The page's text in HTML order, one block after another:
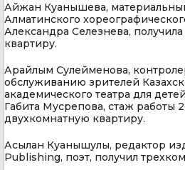
Айжан Куанышева,
Алматинского
Александра Селезнева,
квартиру.
Арайлым Сулейменова,
обслуживанию зрителей
академического театра для
Габита Мусрепова, стаж работы
двухкомнатную квартиру.
Асылан Куанышулы, редактор
Publishing, поэт, получил